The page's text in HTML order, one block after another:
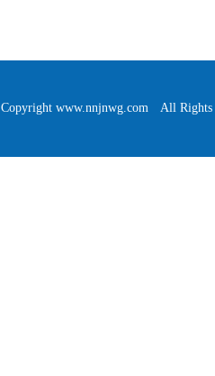
Copyright www.nnjnwg.com All